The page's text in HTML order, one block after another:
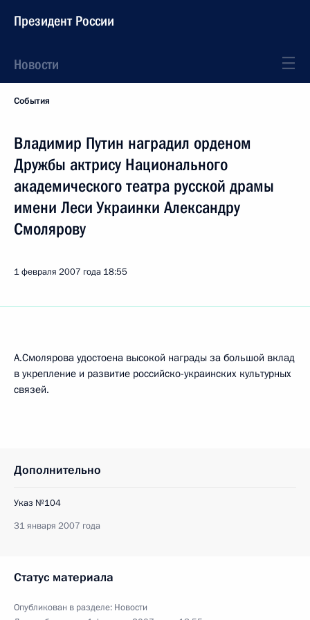
Президент России
Новости
События
Владимир Путин наградил орденом
Дружбы актрису Национального
академического театра русской драмы
имени Леси Украинки Александру
Смолярову
1 февраля 2007 года 18:55
А.Смолярова удостоена высокой награды за большой вклад
в укрепление и развитие российско-украинских культурных
связей.
Дополнительно
Указ №104
31 января 2007 года
Статус материала
Опубликован в разделе: Новости